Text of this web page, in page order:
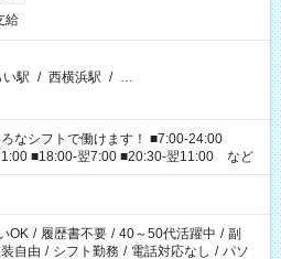
給
駅 / 西横浜駅 / …
なシフトで働けます！ ■7:00-24:00
■18:00-翌7:00 ■20:30-翌11:00 など
OK / 履歴書不要 / 40～50代活躍中 / 副
自由 / シフト勤務 / 電話対応なし / パソ